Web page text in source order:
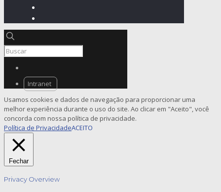
Intranet
Usamos cookies e dados de navegação para proporcionar uma
melhor experiência durante o uso do site. Ao clicar em "Aceito", você
concorda com nossa política de privacidade.
Política de PrivacidadeACEITO
Fechar
Privacy Overview